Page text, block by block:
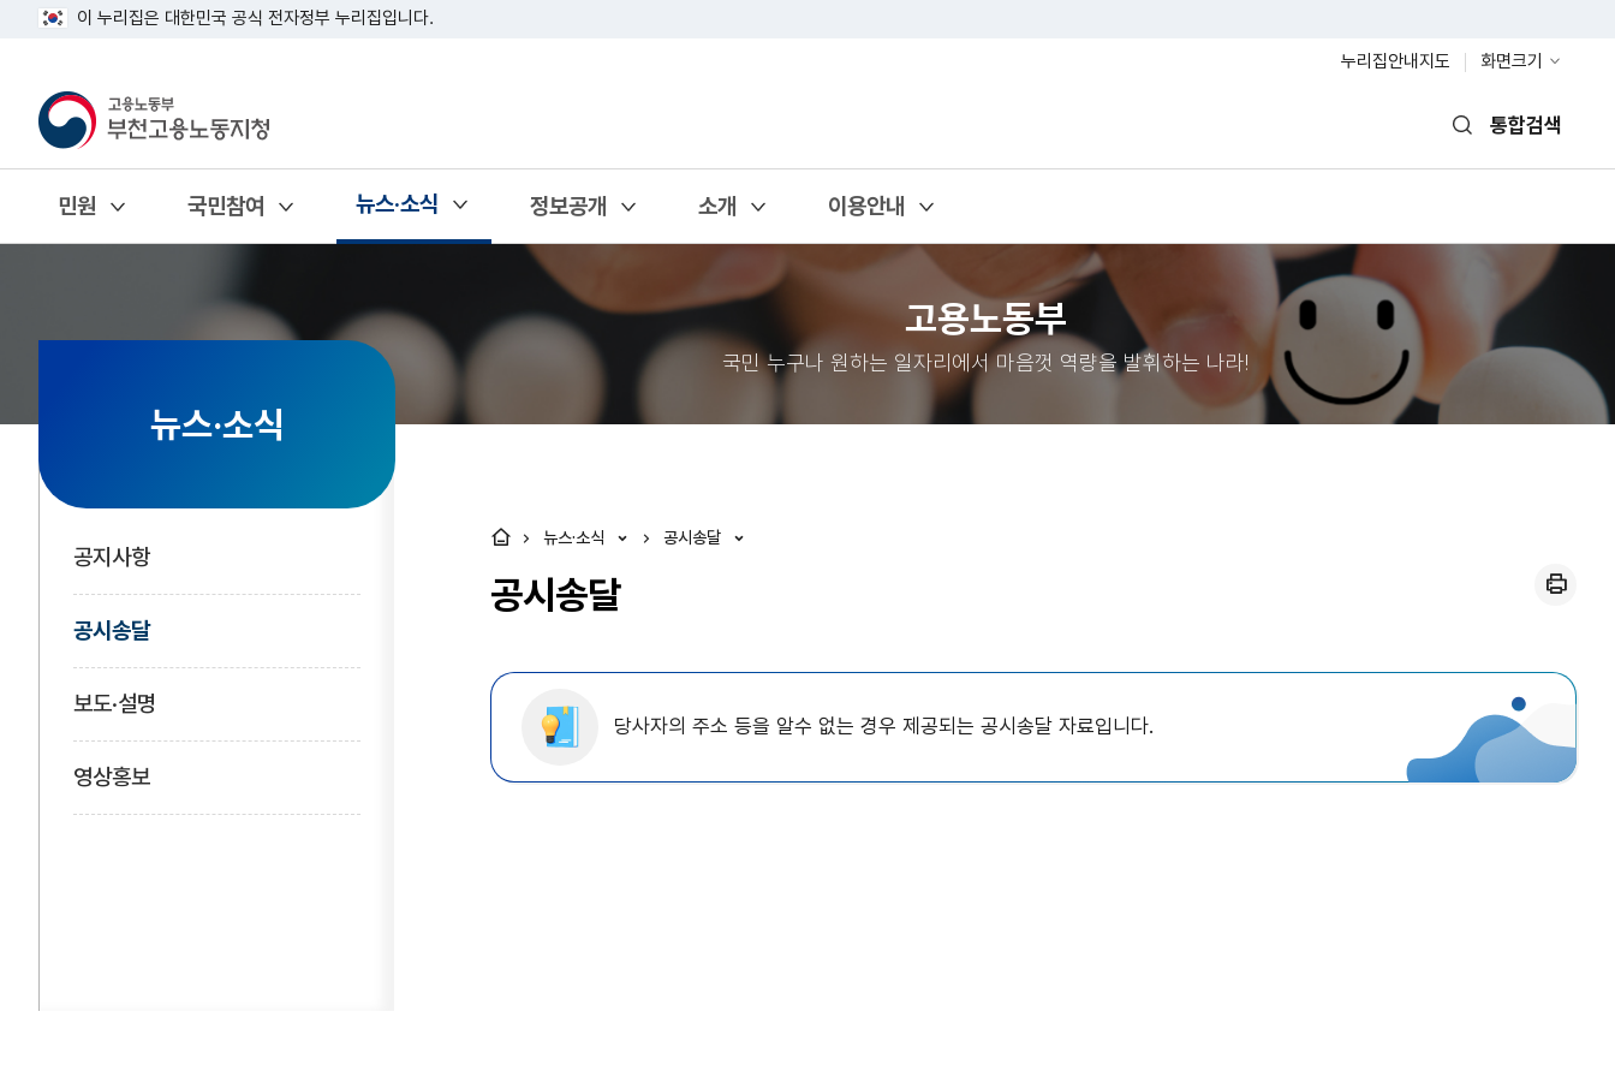
이 누리집은 대한민국 공식 전자정부 누리집입니다.
누리집안내지도
화면크기
통합검색
민원
열기
국민참여
열기
뉴스·소식
열기 정보공개
열기
소개
열기
이용안내
열기
고용노동부
국민 누구나 원하는 일자리에서 마음껏 역량을 발휘하는 나라!
뉴스·소식
공지사항
공시송달
보도·설명
영상홍보
공시송달
뉴스·소식 공시송달
당사자의 주소 등을 알수 없는 경우 제공되는 공시송달 자료입니다.